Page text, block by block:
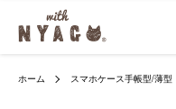
ホーム スマホケース手帳型/薄型